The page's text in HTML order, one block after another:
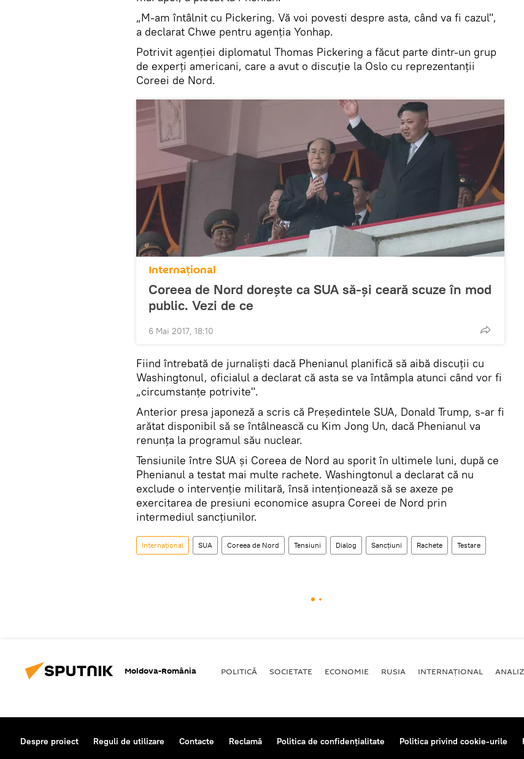
„M-am întâlnit cu Pickering. Vă voi povesti despre asta, când va fi cazul",
a declarat Chwe pentru agenția Yonhap.
Potrivit agenției diplomatul Thomas Pickering a făcut parte dintr-un grup
de experți americani, care a avut o discuție la Oslo cu reprezentanții
Coreei de Nord.
Internaţional
Coreea de Nord dorește ca SUA să-și ceară scuze în mod
public. Vezi de ce
6 Mai 2017, 18:10
Fiind întrebată de jurnaliști dacă Phenianul planifică să aibă discuții cu
Washingtonul, oficialul a declarat că asta se va întâmpla atunci când vor fi
„circumstanțe potrivite".
Anterior presa japoneză a scris că Președintele SUA, Donald Trump, s-ar fi
arătat disponibil să se întâlnească cu Kim Jong Un, dacă Phenianul va
renunța la programul său nuclear.
Tensiunile între SUA și Coreea de Nord au sporit în ultimele luni, după ce
Phenianul a testat mai multe rachete. Washingtonul a declarat că nu
exclude o intervenție militară, însă intenționează să se axeze pe
exercitarea de presiuni economice asupra Coreei de Nord prin
intermediul sancțiunilor.
Internaţional SUA Coreea de Nord Tensiuni Dialog Sancțiuni Rachete Testare
Moldova-România POLITICĂ SOCIETATE ECONOMIE RUSIA INTERNAŢIONAL
Despre proiect Reguli de utilizare Contacte Reclamă Politica de confidențialitate Politica privind cookie-urile